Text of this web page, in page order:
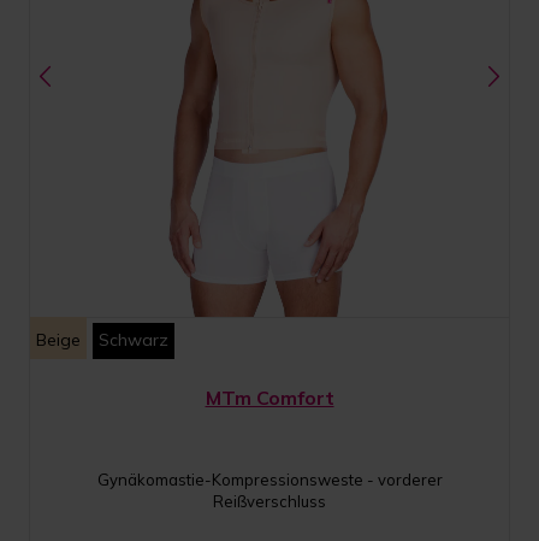
Beige Schwarz
MTm Comfort
Gynäkomastie-Kompressionsweste - vorderer
Reißverschluss